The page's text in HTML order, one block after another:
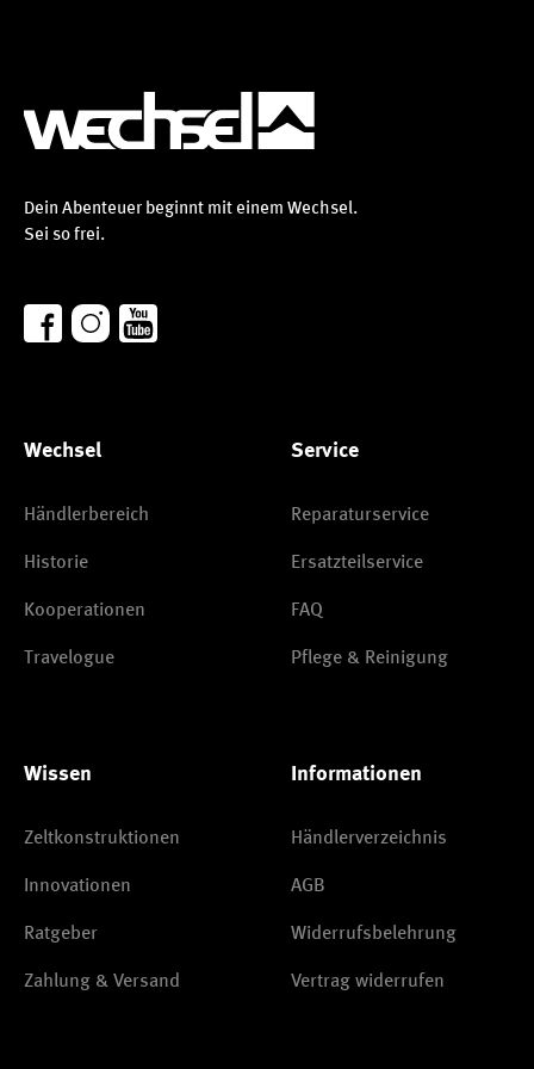
Dein Abenteuer beginnt mit einem Wechsel.
Sei so frei.
Wechsel
Händlerbereich
Historie
Kooperationen
Travelogue
Service
Reparaturservice
Ersatzteilservice
FAQ
Pflege & Reinigung
Wissen
Zeltkonstruktionen
Innovationen
Ratgeber
Zahlung & Versand
Informationen
Händlerverzeichnis
AGB
Widerrufsbelehrung
Vertrag widerrufen